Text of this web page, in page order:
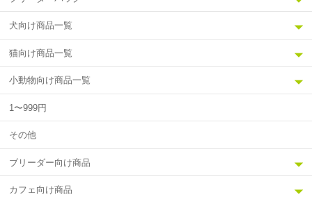
犬向け商品一覧
猫向け商品一覧
小動物向け商品一覧
1〜999円
その他
ブリーダー向け商品
カフェ向け商品